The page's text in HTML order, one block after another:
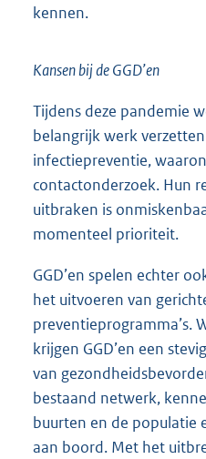
kennen.
Kansen bij de GGD’en
Tijdens deze pandemie
belangrijk werk
infectiepreventie,
contactonderzoek. Hun
uitbraken is
momenteel prioriteit.
GGD’en spelen echter
het uitvoeren van
preventieprogramma’s.
krijgen GGD’en een
van
bestaand netwerk,
buurten en de populatie
aan boord. Met het